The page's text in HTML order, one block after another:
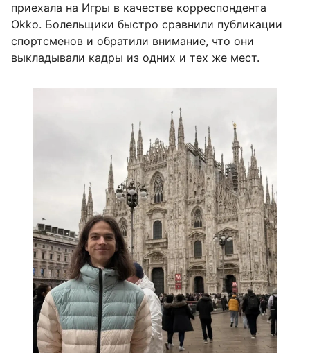
приехала на Игры в качестве корреспондента
Okko. Болельщики быстро сравнили публикации
спортсменов и обратили внимание, что они
выкладывали кадры из одних и тех же мест.